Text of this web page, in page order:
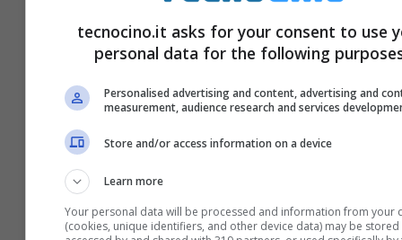
Marzo 25, 2016
tecnocino.it asks for your consent to use
personal data for the following
Personalised advertising and content, advertising and
measurement, audience research and services
Store and/or access information on a device
Learn more
Your personal data will be processed and information from your
(cookies, unique identifiers, and other device data) may be stored